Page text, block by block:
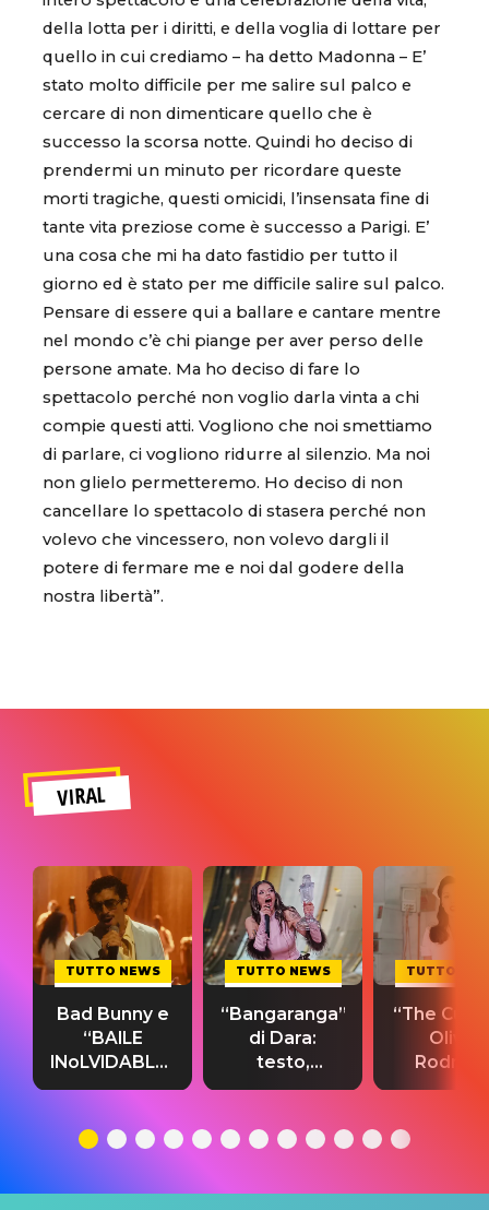
della lotta per i diritti, e della voglia di lottare per
quello in cui crediamo – ha detto Madonna – E’
stato molto difficile per me salire sul palco e
cercare di non dimenticare quello che è
successo la scorsa notte. Quindi ho deciso di
prendermi un minuto per ricordare queste
morti tragiche, questi omicidi, l’insensata fine di
tante vita preziose come è successo a Parigi. E’
una cosa che mi ha dato fastidio per tutto il
giorno ed è stato per me difficile salire sul palco.
Pensare di essere qui a ballare e cantare mentre
nel mondo c’è chi piange per aver perso delle
persone amate. Ma ho deciso di fare lo
spettacolo perché non voglio darla vinta a chi
compie questi atti. Vogliono che noi smettiamo
di parlare, ci vogliono ridurre al silenzio. Ma noi
non glielo permetteremo. Ho deciso di non
cancellare lo spettacolo di stasera perché non
volevo che vincessero, non volevo dargli il
potere di fermare me e noi dal godere della
nostra libertà”.
VIRAL
TUTTO NEWS
Bad Bunny e
“BAILE
INoLVIDABLE”:
testo,
significato
TUTTO NEWS
“Bangaranga”
di Dara:
testo,
traduzione e
del singolo
TUTTO
“The
Olivia
testo,